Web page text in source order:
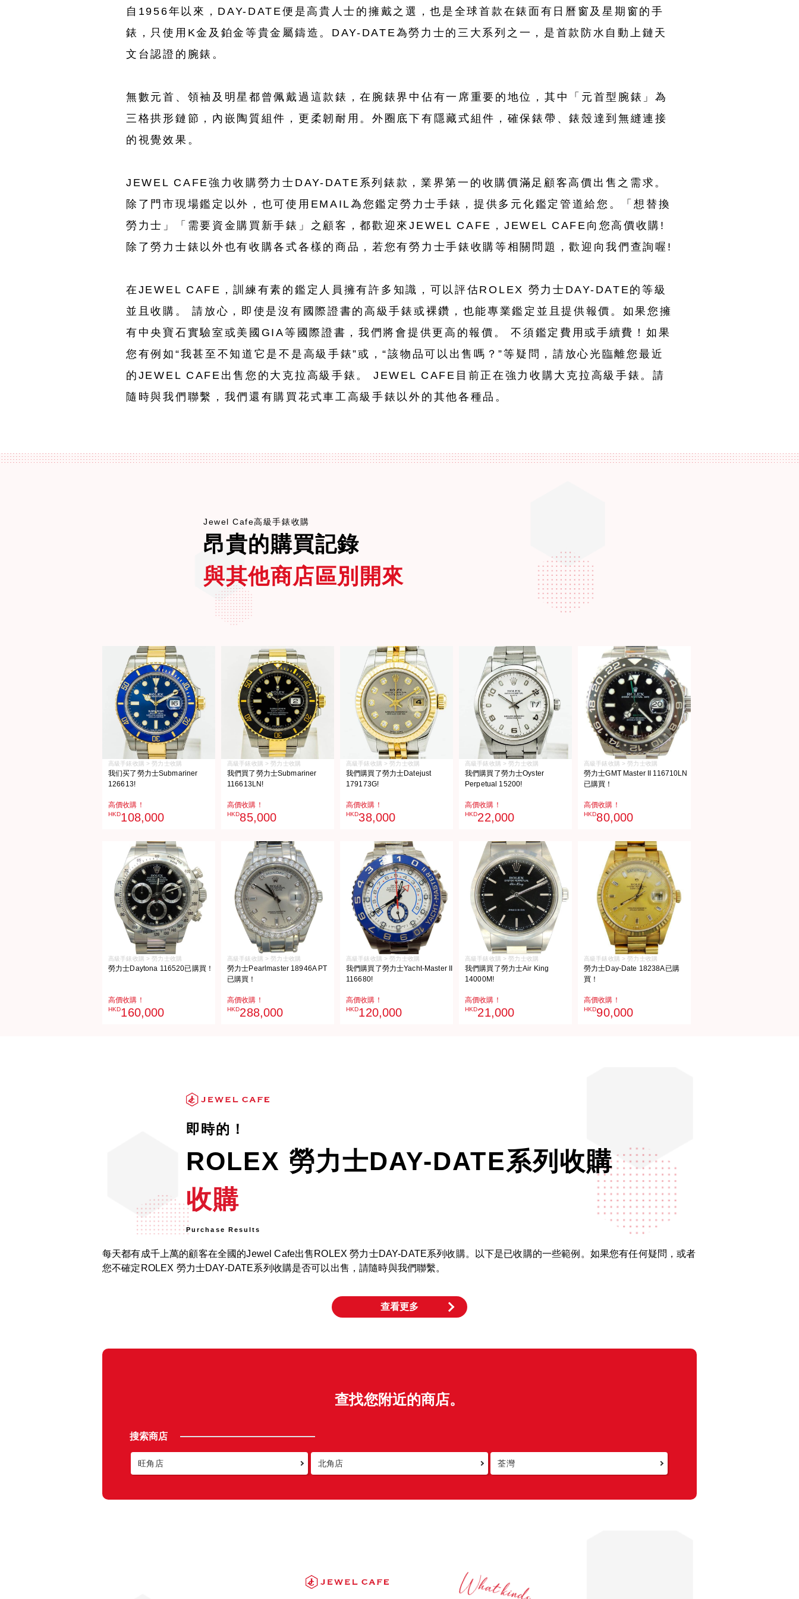
自1956年以來，DAY-DATE便是高貴人士的擁戴之選，也是全球首款在錶面有日曆窗及星期窗的手
錶，只使用K金及鉑金等貴金屬鑄造。DAY-DATE為勞力士的三大系列之一，是首款防水自動上鏈天
文台認證的腕錶。
無數元首、領袖及明星都曾佩戴過這款錶，在腕錶界中佔有一席重要的地位，其中「元首型腕錶」為
三格拱形鏈節，內嵌陶質組件，更柔韌耐用。外圈底下有隱藏式組件，確保錶帶、錶殼達到無縫連接
的視覺效果。
JEWEL CAFE強力收購勞力士DAY-DATE系列錶款，業界第一的收購價滿足顧客高價出售之需求。
除了門市現場鑑定以外，也可使用EMAIL為您鑑定勞力士手錶，提供多元化鑑定管道給您。「想替換
勞力士」「需要資金購買新手錶」之顧客，都歡迎來JEWEL CAFE，JEWEL CAFE向您高價收購!
除了勞力士錶以外也有收購各式各樣的商品，若您有勞力士手錶收購等相關問題，歡迎向我們查詢喔!
在JEWEL CAFE，訓練有素的鑑定人員擁有許多知識，可以評估ROLEX 勞力士DAY-DATE的等級
並且收購。 請放心，即使是沒有國際證書的高級手錶或裸鑽，也能專業鑑定並且提供報價。如果您擁
有中央寶石實驗室或美國GIA等國際證書，我們將會提供更高的報價。 不須鑑定費用或手續費！如果
您有例如“我甚至不知道它是不是高級手錶”或，“該物品可以出售嗎？”等疑問，請放心光臨離您最近
的JEWEL CAFE出售您的大克拉高級手錶。 JEWEL CAFE目前正在強力收購大克拉高級手錶。請
隨時與我們聯繫，我們還有購買花式車工高級手錶以外的其他各種品。
Jewel Cafe高級手錶收購
昂貴的購買記錄
與其他商店區別開來
高級手錶收購 > 勞力士收購
我们买了勞力士Submariner
126613!
高價收購！
HKD108,000
高級手錶收購 > 勞力士收購
我們買了勞力士Submariner
116613LN!
高價收購！
HKD85,000
高級手錶收購 > 勞力士收購
我們購買了勞力士Datejust
179173G!
高價收購！
HKD38,000
高級手錶收購 > 勞力士收購
我們購買了勞力士Oyster
Perpetual 15200!
高價收購！
HKD22,000
高級手錶收購 > 勞力士收購
勞力士GMT Master II 116710LN
已購買！
高價收購！
HKD80,000
高級手錶收購 > 勞力士收購
勞力士Daytona 116520已購買！
高價收購！
HKD160,000
高級手錶收購 > 勞力士收購
勞力士Pearlmaster 18946A PT
已購買！
高價收購！
HKD288,000
高級手錶收購 > 勞力士收購
我們購買了勞力士Yacht-Master II
116680!
高價收購！
HKD120,000
高級手錶收購 > 勞力士收購
我們購買了勞力士Air King
14000M!
高價收購！
HKD21,000
高級手錶收購 > 勞力士收購
勞力士Day-Date 18238A已購
買！
高價收購！
HKD90,000
即時的！
ROLEX 勞力士DAY-DATE系列收購
收購
Purchase Results
每天都有成千上萬的顧客在全國的Jewel Cafe出售ROLEX 勞力士DAY-DATE系列收購。以下是已收購的一些範例。如果您有任何疑問，或者
您不確定ROLEX 勞力士DAY-DATE系列收購是否可以出售，請隨時與我們聯繫。
查看更多
查找您附近的商店。
搜索商店
旺角店 北角店 荃灣